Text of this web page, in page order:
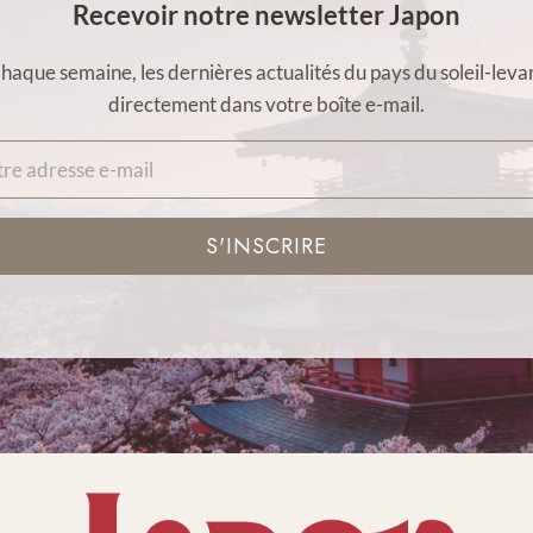
Recevoir notre newsletter Japon
semaine, les dernières actualités du pays du soleil-
directement dans votre boîte e-mail.
S'INSCRIRE